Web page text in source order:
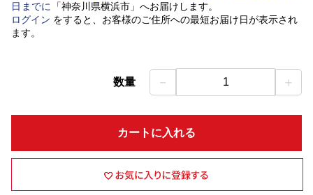
日 までに 「神奈川県横浜市」 へお届けします。
ログイン をすると、お客様のご住所への最短お届け日が表示され
ます。
数量 － 1 ＋
カートに入れる